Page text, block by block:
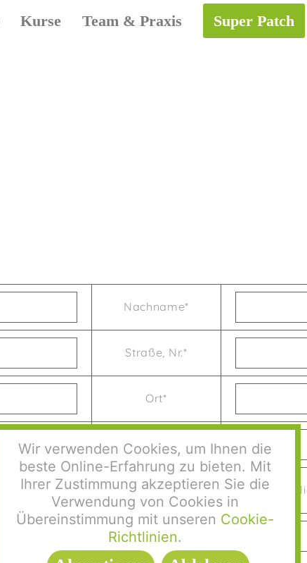
Kurse Team & Praxis Super Patch
Nachname*
Straße, Nr.*
Ort*
Telefon Mobil
Versicherungsart*
Versicherungs-Nr.
Wir verwenden Cookies, um Ihnen die
beste Online-Erfahrung zu bieten. Mit
Ihrer Zustimmung akzeptieren Sie die
Verwendung von Cookies in
Übereinstimmung mit unseren Cookie-
Richtlinien.